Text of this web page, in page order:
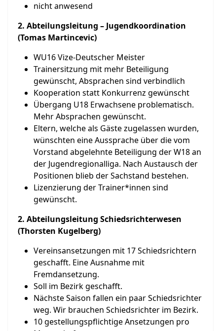
nicht anwesend
2. Abteilungsleitung – Jugendkoordination
(Tomas Martincevic)
WU16 Vize-Deutscher Meister
Trainersitzung mit mehr Beteiligung
gewünscht, Absprachen sind verbindlich
Kooperation statt Konkurrenz gewünscht
Übergang U18 Erwachsene problematisch.
Mehr Absprachen gewünscht.
Eltern, welche als Gäste zugelassen wurden,
wünschten eine Aussprache über die vom
Vorstand abgelehnte Beteiligung der W18 an
der Jugendregionalliga. Nach Austausch der
Positionen blieb der Sachstand bestehen.
Lizenzierung der Trainer*innen sind
gewünscht.
2. Abteilungsleitung Schiedsrichterwesen
(Thorsten Kugelberg)
Vereinsansetzungen mit 17 Schiedsrichtern
geschafft. Eine Ausnahme mit
Fremdansetzung.
Soll im Bezirk geschafft.
Nächste Saison fallen ein paar Schiedsrichter
weg. Wir brauchen Schiedsrichter im Bezirk.
10 gestellungspflichtige Ansetzungen pro